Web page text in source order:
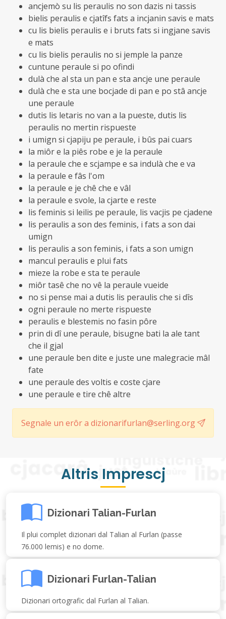
ancjemò su lis peraulis no son dazis ni tassis
bielis peraulis e cjatîfs fats a incjanin savis e mats
cu lis bielis peraulis e i bruts fats si ingjane savis
e mats
cu lis bielis peraulis no si jemple la panze
cuntune peraule si po ofindi
dulà che al sta un pan e sta ancje une peraule
dulà che e sta une bocjade di pan e po stâ ancje
une peraule
dutis lis letaris no van a la pueste, dutis lis
peraulis no mertin rispueste
i umign si cjapiju pe peraule, i bûs pai cuars
la miôr e la piês robe e je la peraule
la peraule che e scjampe e sa indulà che e va
la peraule e fâs l'om
la peraule e je chê che e vâl
la peraule e svole, la cjarte e reste
lis feminis si leilis pe peraule, lis vacjis pe cjadene
lis peraulis a son des feminis, i fats a son dai
umign
lis peraulis a son feminis, i fats a son umign
mancul peraulis e plui fats
mieze la robe e sta te peraule
miôr tasê che no vê la peraule vueide
no si pense mai a dutis lis peraulis che si dîs
ogni peraule no merte rispueste
peraulis e blestemis no fasin pôre
prin di dî une peraule, bisugne bati la ale tant
che il gjal
une peraule ben dite e juste une malegracie mâl
fate
une peraule des voltis e coste cjare
une peraule e tire chê altre
Segnale un erôr a dizionarifurlan@serling.org
Altris Imprescj
Dizionari Talian-Furlan
Il plui complet dizionari dal Talian al Furlan (passe
76.000 lemis) e no dome.
Dizionari Furlan-Talian
Dizionari ortografic dal Furlan al Talian.